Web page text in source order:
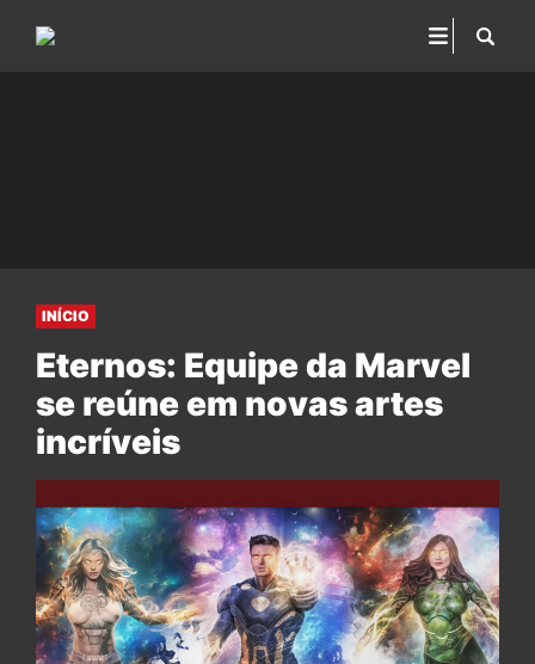
INÍCIO
Eternos: Equipe da Marvel
se reúne em novas artes
incríveis